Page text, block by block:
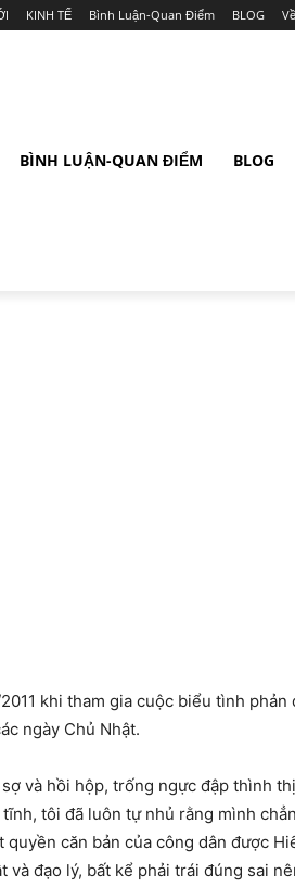
KINH TẾ Bình Luận-Quan Điểm BLOG
BÌNH LUẬN-QUAN ĐIỂM BLOG
khi tham gia cuộc biểu tình
ngày Chủ Nhật.
và hồi hộp, trống ngực đập thình
tôi đã luôn tự nhủ rằng mình
căn bản của công dân được
đạo lý, bất kể phải trái đúng sai